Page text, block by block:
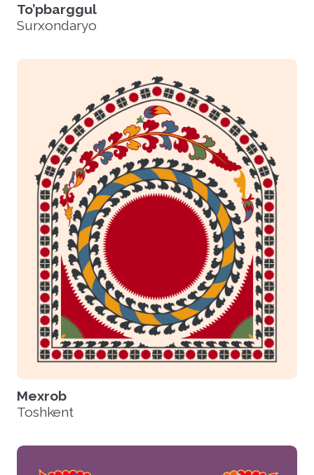
To’pbarggul
Surxondaryo
Mexrob
Toshkent